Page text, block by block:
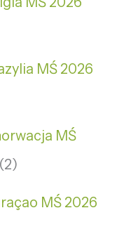
MŚ 2026
MŚ
2
MŚ 2026